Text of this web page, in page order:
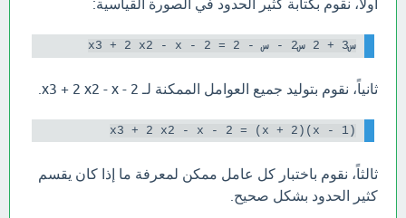
أولاً، نقوم بكتابة كثير الحدود في الصورة القياسية:
س3 + 2 س2 - س - 2 = x3 + 2 x2 - x - 2
ثانياً، نقوم بتوليد جميع العوامل الممكنة لـ x3 + 2 x2 - x - 2.
x3 + 2 x2 - x - 2 = (x + 2)(x - 1)
ثالثاً، نقوم باختبار كل عامل ممكن لمعرفة ما إذا كان يقسم
كثير الحدود بشكل صحيح.